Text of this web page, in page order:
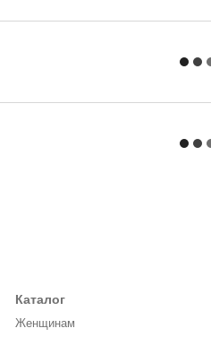
Каталог
Женщинам